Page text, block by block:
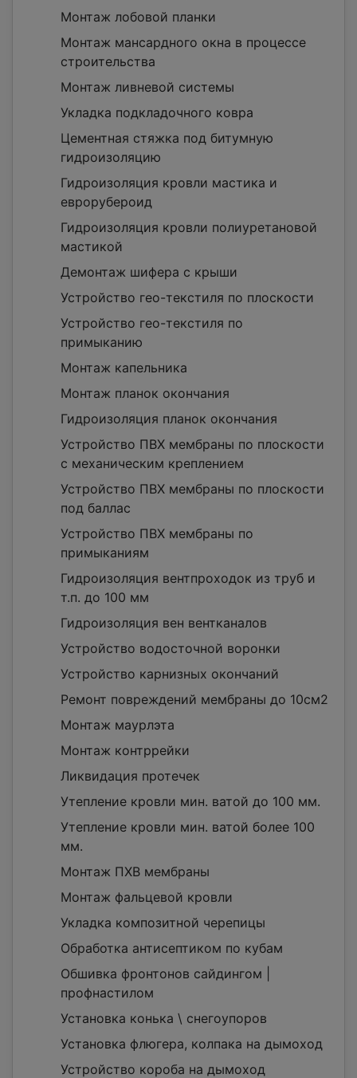
Монтаж лобовой планки
Монтаж мансардного окна в процессе
строительства
Монтаж ливневой системы
Укладка подкладочного ковра
Цементная стяжка под битумную
гидроизоляцию
Гидроизоляция кровли мастика и
еврорубероид
Гидроизоляция кровли полиуретановой
мастикой
Демонтаж шифера с крыши
Устройство гео-текстиля по плоскости
Устройство гео-текстиля по
примыканию
Монтаж капельника
Монтаж планок окончания
Гидроизоляция планок окончания
Устройство ПВХ мембраны по плоскости
с механическим креплением
Устройство ПВХ мембраны по плоскости
под баллас
Устройство ПВХ мембраны по
примыканиям
Гидроизоляция вентпроходок из труб и
т.п. до 100 мм
Гидроизоляция вен вентканалов
Устройство водосточной воронки
Устройство карнизных окончаний
Ремонт повреждений мембраны до 10см2
Монтаж маурлэта
Монтаж контррейки
Ликвидация протечек
Утепление кровли мин. ватой до 100 мм.
Утепление кровли мин. ватой более 100
мм.
Монтаж ПХВ мембраны
Монтаж фальцевой кровли
Укладка композитной черепицы
Обработка антисептиком по кубам
Обшивка фронтонов сайдингом |
профнастилом
Установка конька \ снегоупоров
Установка флюгера, колпака на дымоход
Устройство короба на дымоход